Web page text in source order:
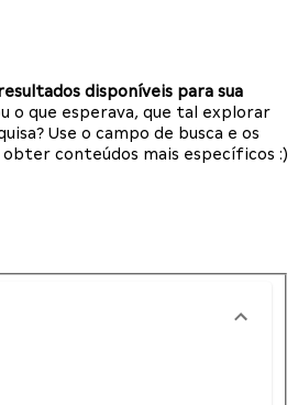
disponíveis para sua
o que esperava, que tal explorar
Use o campo de busca e os
conteúdos mais específicos :)